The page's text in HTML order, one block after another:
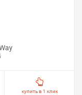
купить в 1 клик